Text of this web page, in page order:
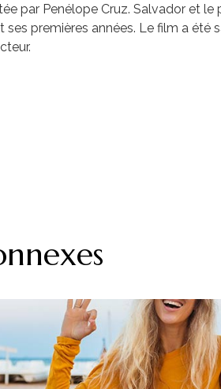
par Penélope Cruz. Salvador et
premières années. Le film a été